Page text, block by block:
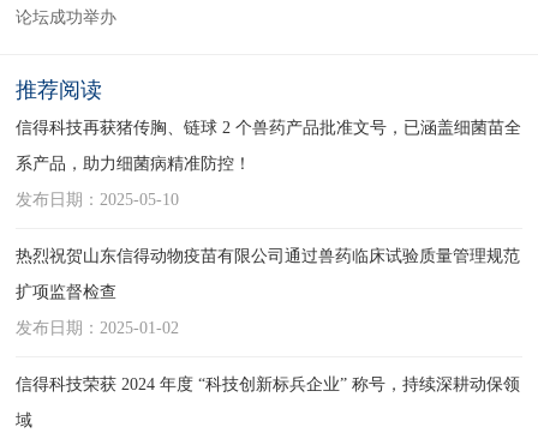
论坛成功举办
推荐阅读
信得科技再获猪传胸、链球 2 个兽药产品批准文号，已涵盖细菌苗全
系产品，助力细菌病精准防控！
发布日期：2025-05-10
热烈祝贺山东信得动物疫苗有限公司通过兽药临床试验质量管理规范
扩项监督检查
发布日期：2025-01-02
信得科技荣获 2024 年度 “科技创新标兵企业” 称号，持续深耕动保领
域